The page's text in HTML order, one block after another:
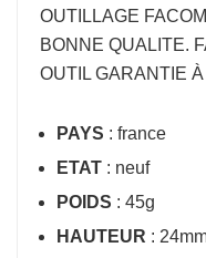
OUTILLAGE FACOM
BONNE QUALITE.
OUTIL GARANTIE
PAYS : france
ETAT : neuf
POIDS : 45g
HAUTEUR :